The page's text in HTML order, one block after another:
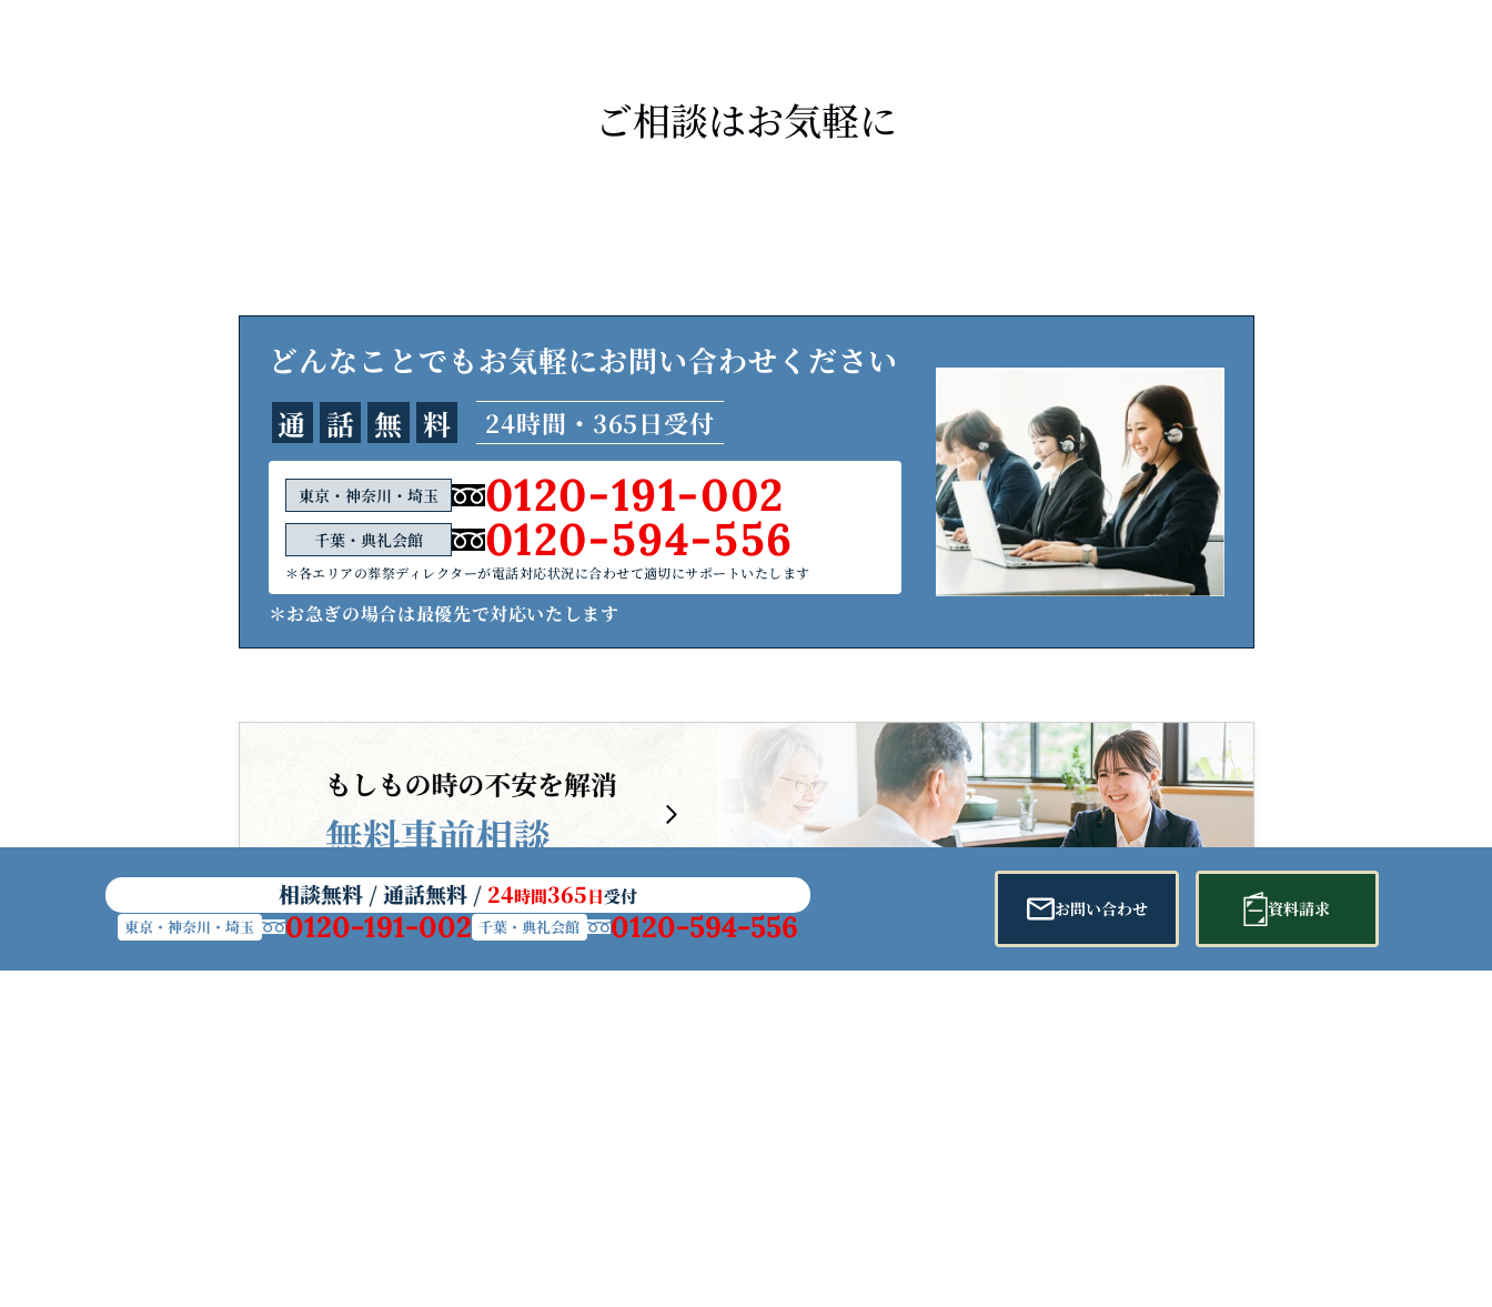
ご相談はお気軽に
どんなことでもお気軽にお問い合わせください
通 話 無 料 24時間・365日受付
東京・神奈川・埼玉 0120-191-002
千葉・典礼会館 0120-594-556
＊各エリアの葬祭ディレクターが電話対応状況に合わせて適切にサポートいたします
＊お急ぎの場合は最優先で対応いたします
相談無料 / 通話無料 / 24時間365日受付
東京・神奈川・埼玉 0120-191-002 千葉・典礼会館 0120-594-556 お問い合わせ 資料請求